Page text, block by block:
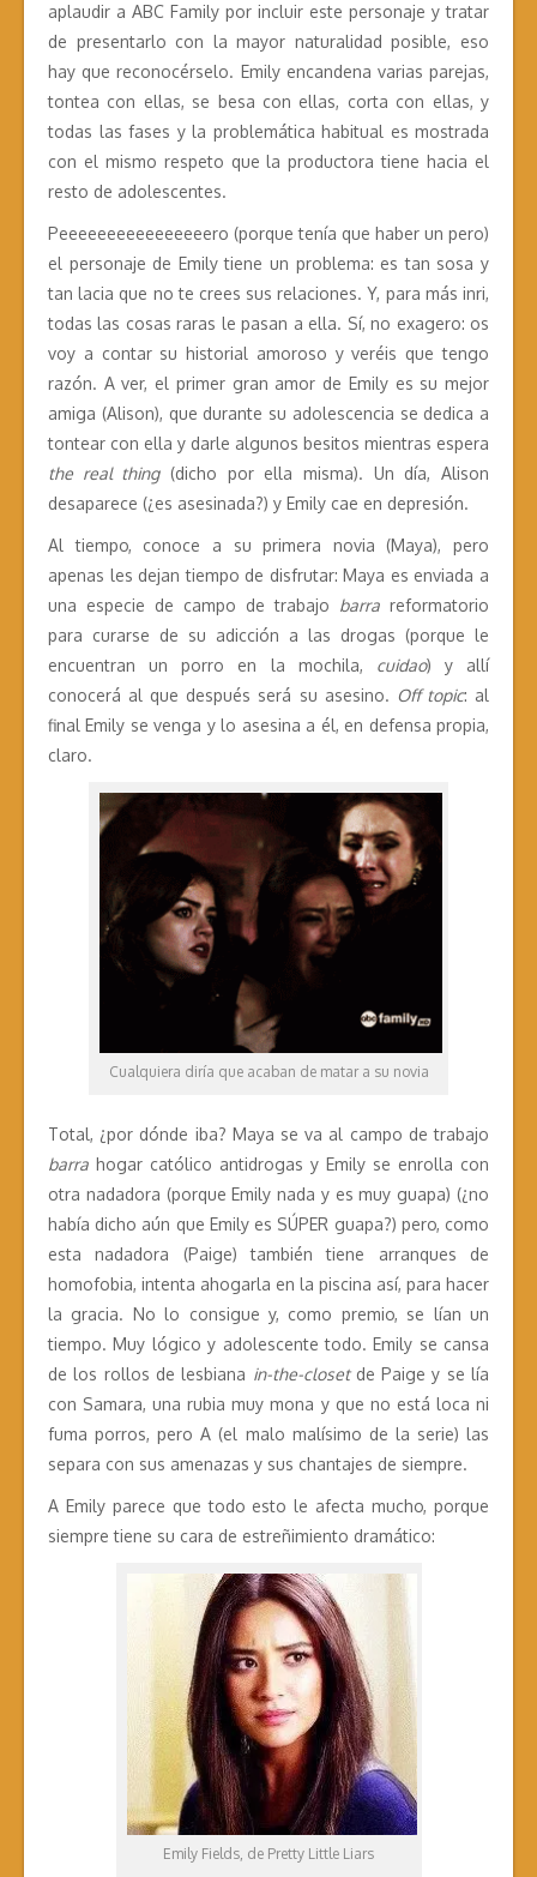
aplaudir a ABC Family por incluir este personaje y tratar
de presentarlo con la mayor naturalidad posible, eso
hay que reconocérselo. Emily encandena varias parejas,
tontea con ellas, se besa con ellas, corta con ellas, y
todas las fases y la problemática habitual es mostrada
con el mismo respeto que la productora tiene hacia el
resto de adolescentes.
Peeeeeeeeeeeeeeeero (porque tenía que haber un pero)
el personaje de Emily tiene un problema: es tan sosa y
tan lacia que no te crees sus relaciones. Y, para más inri,
todas las cosas raras le pasan a ella. Sí, no exagero: os
voy a contar su historial amoroso y veréis que tengo
razón. A ver, el primer gran amor de Emily es su mejor
amiga (Alison), que durante su adolescencia se dedica a
tontear con ella y darle algunos besitos mientras espera
the real thing(dicho por ella misma). Un día, Alison
desaparece (¿es asesinada?) y Emily cae en depresión.
Al tiempo, conoce a su primera novia (Maya), pero
apenas les dejan tiempo de disfrutar: Maya es enviada a
una especie de campo de trabajo barra reformatorio
para curarse de su adicción a las drogas (porque le
encuentran un porro en la mochila, cuidao) y allí
conocerá al que después será su asesino. Off topic: al
final Emily se venga y lo asesina a él, en defensa propia,
claro.
Cualquiera diría que acaban de matar a su novia
Total, ¿por dónde iba? Maya se va al campo de trabajo
barra hogar católico antidrogas y Emily se enrolla con
otra nadadora (porque Emily nada y es muy guapa) (¿no
había dicho aún que Emily es SÚPER guapa?) pero, como
esta nadadora (Paige) también tiene arranques de
homofobia, intenta ahogarla en la piscina así, para hacer
la gracia. No lo consigue y, como premio, se lían un
tiempo. Muy lógico y adolescente todo. Emily se cansa
de los rollos de lesbiana in-the-closetde Paige y se lía
con Samara, una rubia muy mona y que no está loca ni
fuma porros, pero A (el malo malísimo de la serie) las
separa con sus amenazas y sus chantajes de siempre.
A Emily parece que todo esto le afecta mucho, porque
siempre tiene su cara de estreñimiento dramático:
Emily Fields, de Pretty Little Liars